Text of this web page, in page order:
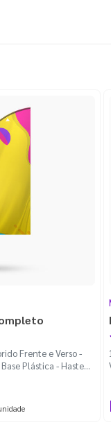
Frente e Verso -
Plástica - Haste